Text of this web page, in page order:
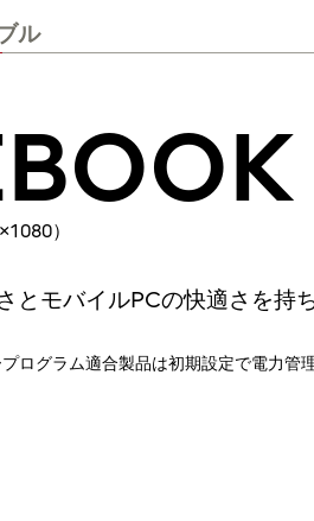
ル
）
とモバイルPCの快適さを持
ログラム適合製品は初期設定で電力管